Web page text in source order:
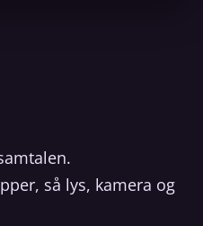
så lys, kamera og